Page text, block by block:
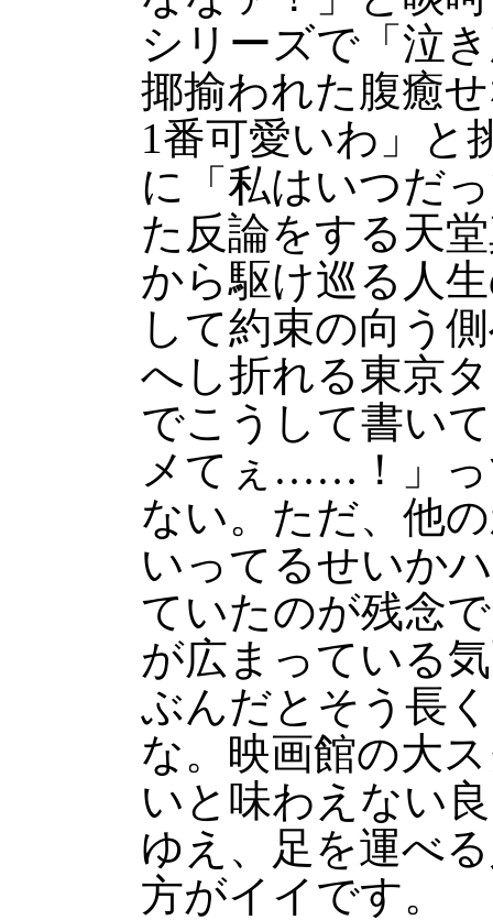
シリーズで「泣
揶揄われた腹癒
1番可愛いわ」と
に「私はいつだ
た反論をする天
から駆け巡る人
して約束の向う
へし折れる東京
でこうして書い
メてぇ……！」っ
ない。ただ、他
いってるせいか
ていたのが残念
が広まっている
ぶんだとそう長
な。映画館の大
いと味わえない
ゆえ、足を運べ
方がイイです。